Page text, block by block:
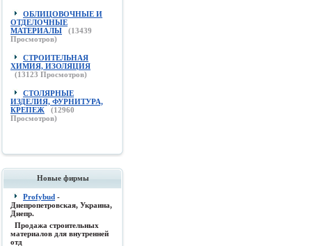
ОБЛИЦОВОЧНЫЕ И
ОТДЕЛОЧНЫЕ
МАТЕРИАЛЫ
(13439
Просмотров)
СТРОИТЕЛЬНАЯ
ХИМИЯ, ИЗОЛЯЦИЯ
(13123 Просмотров)
СТОЛЯРНЫЕ
ИЗДЕЛИЯ, ФУРНИТУРА,
КРЕПЕЖ
(12960
Просмотров)
Новые фирмы
Profybud -
Днепропетровская, Украина,
Днепр.
Продажа строительных
материалов для внутренней
отд